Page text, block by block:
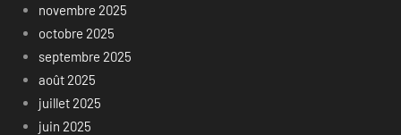
novembre 2025
octobre 2025
septembre 2025
août 2025
juillet 2025
juin 2025